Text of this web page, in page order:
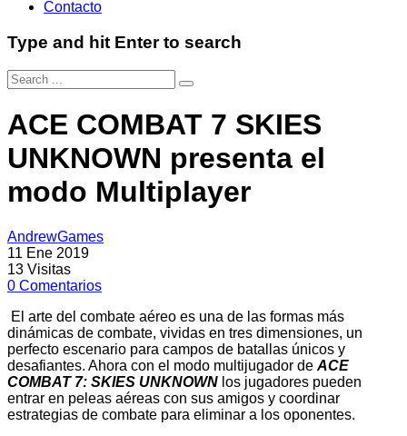
Contacto
Type and hit Enter to search
ACE COMBAT 7 SKIES
UNKNOWN presenta el
modo Multiplayer
AndrewGames
11 Ene 2019
13 Visitas
0 Comentarios
El arte del combate aéreo es una de las formas más
dinámicas de combate, vividas en tres dimensiones, un
perfecto escenario para campos de batallas únicos y
desafiantes. Ahora con el modo multijugador de ACE
COMBAT 7: SKIES UNKNOWN los jugadores pueden
entrar en peleas aéreas con sus amigos y coordinar
estrategias de combate para eliminar a los oponentes.